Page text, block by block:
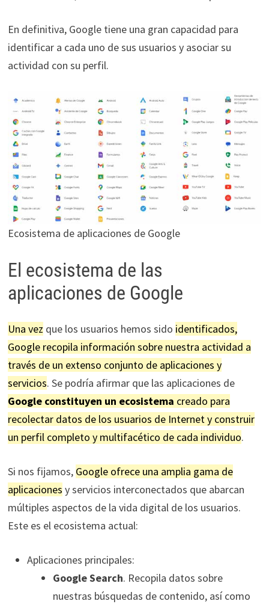
En definitiva, Google tiene una gran capacidad para
identificar a cada uno de sus usuarios y asociar su
actividad con su perfil.
Ecosistema de aplicaciones de Google
El ecosistema de las
aplicaciones de Google
Una vez que los usuarios hemos sido identificados,
Google recopila información sobre nuestra actividad a
través de un extenso conjunto de aplicaciones y
servicios. Se podría afirmar que las aplicaciones de
Google constituyen un ecosistema creado para
recolectar datos de los usuarios de Internet y construir
un perfil completo y multifacético de cada individuo.
Si nos fijamos, Google ofrece una amplia gama de
aplicaciones y servicios interconectados que abarcan
múltiples aspectos de la vida digital de los usuarios.
Este es el ecosistema actual:
Aplicaciones principales:
Google Search. Recopila datos sobre
nuestras búsquedas de contenido, así como